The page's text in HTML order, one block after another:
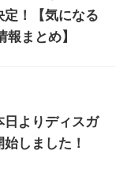
！【気になる
まとめ】
日よりディスガ
しました！